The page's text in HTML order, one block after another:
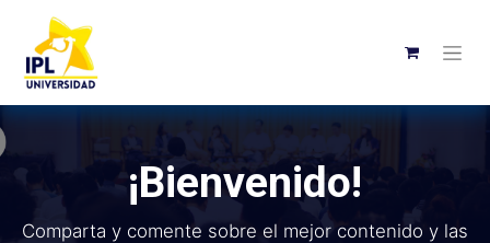
¡Bienvenido!
Comparta y comente sobre el mejor contenido y las